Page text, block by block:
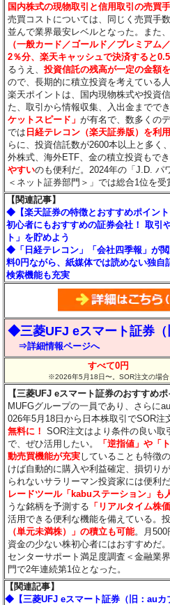
国内株式の現物取引と信用取引の売買
売買コストについては、同じく売買手
並んで業界最安レベルとなった。また
（一般カード／ゴールド／プレミアム
2％分、楽天キャッシュで決済すると
るうえ、投資信託の残高が一定の金額
ので、長期的に積立投資を考えている
楽天ポイントは、国内現物株式や投資
た、取引から情報収集、入出金までで
ケットスピード」が有名で、数多くの
では 日経テレコン（楽天証券版）を利
らに、投資信託数が2600本以上と多く
外株式、海外ETF、金の積立投資もで
やすいのも便利だ。2024年の「J.D. パ
＜ネット証券部門＞」では総合1位を受
【関連記事】
◆【楽天証券の特徴とおすすめポイント
初心者にもおすすめの証券会社！ 取引
ト」を貯めよう
◆「日経テレコン」「会社四季報」が
料0円ながら、紙媒体では読めない独
検索機能も充実
◆三菱UFJ eスマート証券（
⇒詳細情報ページへ
すべて0円
※2026年5月18日〜。SOR注文の場合
【三菱UFJ eスマート証券のおすすめポ
MUFGグループの一員であり、さらに
026年5月18日から日本株取引でSOR注
無料に！ SOR注文はより条件の良い
で、ぜひ活用したい。
「逆指値」や「
動売買機能が充実していることも特徴
けば自動的に購入や利益確定、損切り
られないサラリーマン投資家には便利
レードツール「kabuステーション」も
うな銘柄を予測する 「リアルタイム株
活用できる便利な機能を備えている。
（単元未満株）」の積立も可能。月500
資金の少ない株初心者にはおすすめだ
センターサポート満足度調査＜金融業
門で2年連続第1位となった。
【関連記事】
◆【三菱UFJ eスマート証券（旧：auカ